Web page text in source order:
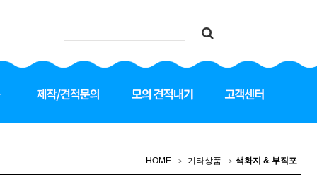
HOME 기타상품 색화지 & 부직포